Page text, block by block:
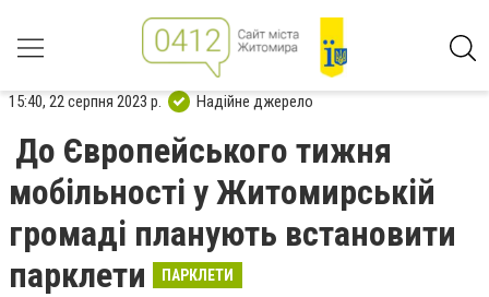
15:40, 22 серпня 2023 р. Надійне джерело
До Європейського тижня
мобільності у Житомирській
громаді планують встановити
парклети
ПАРКЛЕТИ